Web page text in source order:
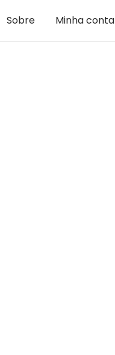
Sobre Minha conta